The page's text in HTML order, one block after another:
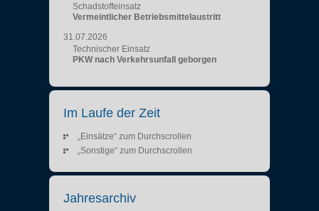
Schadstoffeinsatz
Vermeintlicher Betriebsmittelaustritt
31.07.2026
Technischer Einsatz
PKW nach Verkehrsunfall geborgen
Im Laufe der Zeit
„Einsätze“ zum Durchscrollen
„Sonstige“ zum Durchscrollen
Jahresarchiv